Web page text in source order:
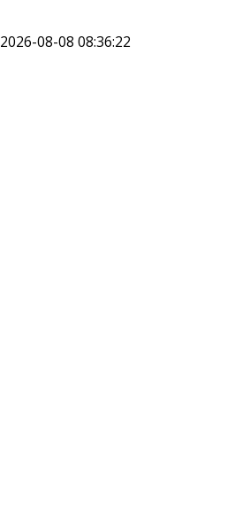
2026-08-08 08:36:22